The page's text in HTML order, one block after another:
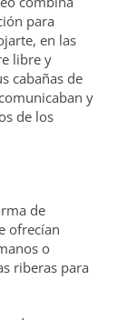
para
en las
libre y
cabañas de
y
de los
de
ofrecían
o
riberas para